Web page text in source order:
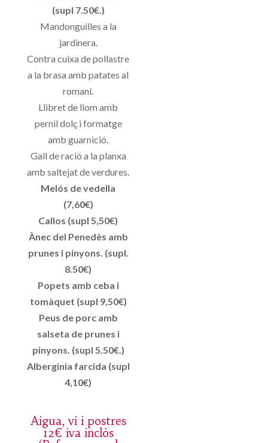
(supl 7.50€.)
Mandonguilles a la
jardinera.
Contra cuixa de pollastre
a la brasa amb patates al
romaní.
Llibret de llom amb
pernil dolç i formatge
amb guarnició.
Gall de ració a la planxa
amb saltejat de verdures.
Melós de vedella
(7,60€)
Callos (supl 5,50€)
Ànec del Penedès amb
prunes i pinyons. (supl.
8.50€)
Popets amb ceba i
tomàquet (supl 9,50€)
Peus de porc amb
salseta de prunes i
pinyons. (supl 5.50€.)
Alberginia farcida (supl
4,10€)
Aigua, vi i postres
12€ iva inclòs